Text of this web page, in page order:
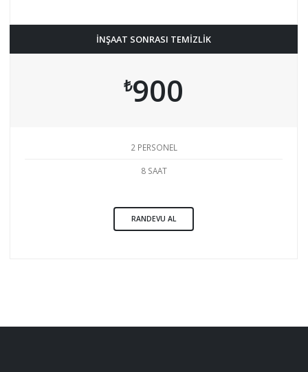
İNŞAAT SONRASI TEMİZLİK
₺900
2 PERSONEL
8 SAAT
RANDEVU AL